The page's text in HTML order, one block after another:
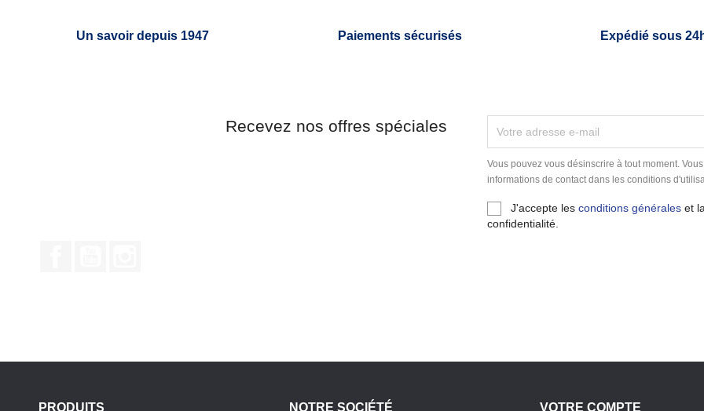
Un savoir depuis 1947 Paiements sécurisés Expédié sous
Recevez nos offres spéciales
Vous pouvez vous désinscrire à tout moment.
informations de contact dans les conditions
J'accepte lesconditions générales et
confidentialité.
PRODUITS NOTRE SOCIÉTÉ VOTRE COMPTE